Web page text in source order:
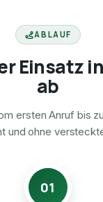
ABLAUF
Einsatz
ab
ersten Anruf bis
und ohne
01